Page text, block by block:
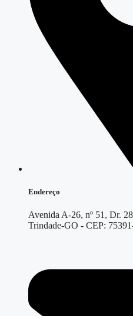
Endereço
Avenida A-26, nº 51, Dr.
Trindade-GO - CEP: